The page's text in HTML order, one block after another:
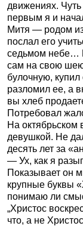
движениях.
первым я и
Митя — родом
послал его
седьмом небе…
сам на свою
булочную,
разломил ее, а
вы хлеб
Потребовал
На октябрьском
девушкой. Не
десять лет за
— Ух, как я
Показывает он
крупные буквы
понимаю ли
„Христос
что, а не